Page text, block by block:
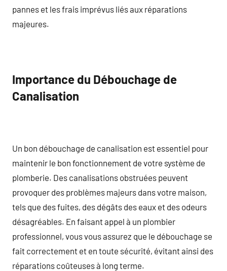
pannes et les frais imprévus liés aux réparations
majeures.
Importance du Débouchage de
Canalisation
Un bon débouchage de canalisation est essentiel pour
maintenir le bon fonctionnement de votre système de
plomberie. Des canalisations obstruées peuvent
provoquer des problèmes majeurs dans votre maison,
tels que des fuites, des dégâts des eaux et des odeurs
désagréables. En faisant appel à un plombier
professionnel, vous vous assurez que le débouchage se
fait correctement et en toute sécurité, évitant ainsi des
réparations coûteuses à long terme.